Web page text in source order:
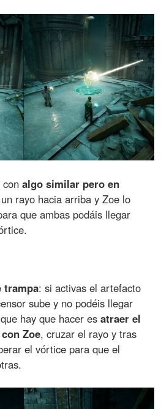
conalgo similar pero en
rayo hacia arriba y Zoe lo
que ambas podáis llegar
trampa: si activas el artefacto
sube y no podéis llegar
hay que hacer esatraer el
Zoe, cruzar el rayo y tras
el vórtice para que el